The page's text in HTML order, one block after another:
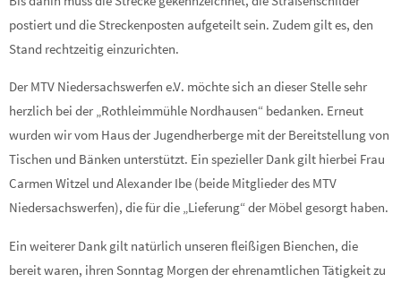
postiert und die Streckenposten aufgeteilt sein. Zudem gilt es, den
Stand rechtzeitig einzurichten.
Der MTV Niedersachswerfen e.V. möchte sich an dieser Stelle sehr
herzlich bei der „Rothleimmühle Nordhausen“ bedanken. Erneut
wurden wir vom Haus der Jugendherberge mit der Bereitstellung von
Tischen und Bänken unterstützt. Ein spezieller Dank gilt hierbei Frau
Carmen Witzel und Alexander Ibe (beide Mitglieder des MTV
Niedersachswerfen), die für die „Lieferung“ der Möbel gesorgt haben.
Ein weiterer Dank gilt natürlich unseren fleißigen Bienchen, die
bereit waren, ihren Sonntag Morgen der ehrenamtlichen Tätigkeit zu